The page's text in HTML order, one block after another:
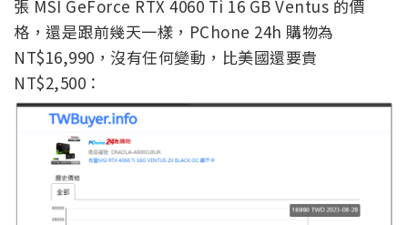
張 MSI GeForce RTX 4060 Ti 16 GB Ventus 的價
格，還是跟前幾天一樣，PChone 24h 購物為
NT$16,990，沒有任何變動，比美國還要貴
NT$2,500：